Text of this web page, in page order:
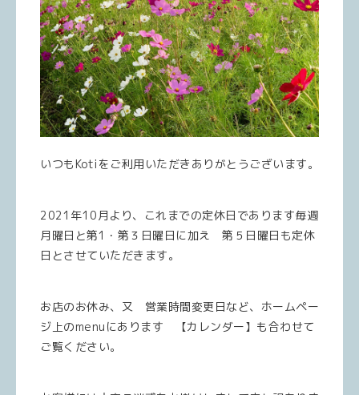
いつもKotiをご利用いただきありがとうございます。
2021年10月より、これまでの定休日であります毎週
月曜日と第1・第３日曜日に加え 第５日曜日も定休
日とさせていただきます。
お店のお休み、又 営業時間変更日など、ホームペー
ジ上のmenuにあります 【カレンダー】も合わせて
ご覧ください。